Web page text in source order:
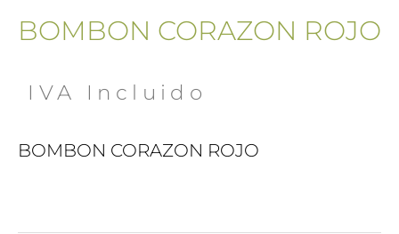
BOMBON CORAZON ROJO
IVA Incluido
BOMBON CORAZON ROJO